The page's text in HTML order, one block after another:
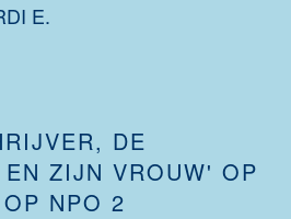
E.
DE
ZIJN VROUW' OP
NPO 2